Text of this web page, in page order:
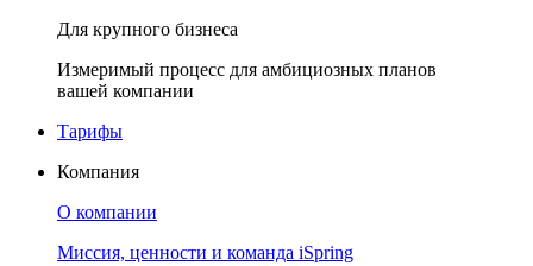
Для крупного бизнеса
Измеримый процесс для амбициозных планов
вашей компании
Тарифы
Компания
О компании
Миссия, ценности и команда iSpring